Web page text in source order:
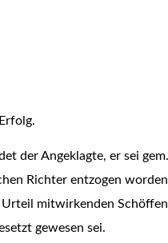
der Angeklagte, er sei gem.
Richter entzogen
mitwirkenden Schöffen
gewesen sei.